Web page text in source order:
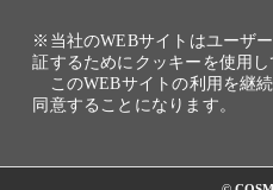
※当社のWEBサイトはユーザ
証するためにクッキーを使用し
このWEBサイトの利用を継
同意することになります。